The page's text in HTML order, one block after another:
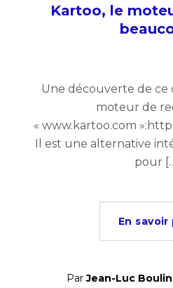
Kartoo, le
Une découverte de ce
moteur de
« www.kartoo.com
Il est une alternative
pour
En savoir
ParJean-Luc Boulin